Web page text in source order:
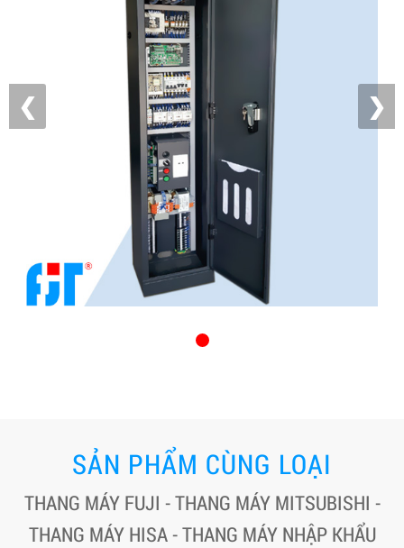
❮ ❯
SẢN PHẨM CÙNG LOẠI
THANG MÁY FUJI - THANG MÁY MITSUBISHI -
THANG MÁY HISA - THANG MÁY NHẬP KHẨU